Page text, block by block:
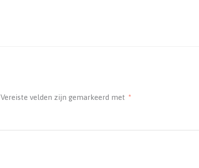
Vereiste velden zijn gemarkeerd met *